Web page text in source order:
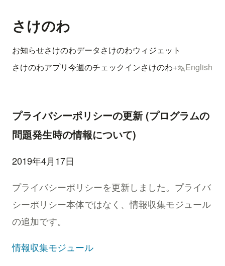
さけのわ
お知らせさけのわデータさけのわウィジェット
さけのわアプリ今週のチェックインさけのわ+ English
プライバシーポリシーの更新 (プログラムの
問題発生時の情報について)
2019年4月17日
プライバシーポリシーを更新しました。プライバ
シーポリシー本体ではなく、情報収集モジュール
の追加です。
情報収集モジュール